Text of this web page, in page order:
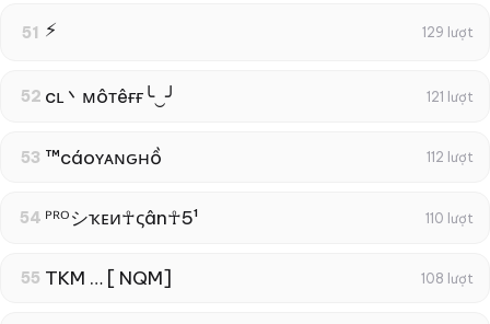
51 ⚡ 129 lượt
52 cʟ丶мôтêғғ╰‿╯ 121 lượt
53 ™cáoʏᴀɴԍнồ 112 lượt
54 ᴾᴿᴼシҡᴇи☥ςân☥5¹ 110 lượt
55 TKM … [ NQM] 108 lượt